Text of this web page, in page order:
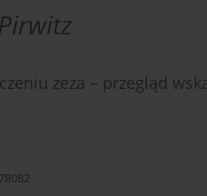
zeza – przegląd